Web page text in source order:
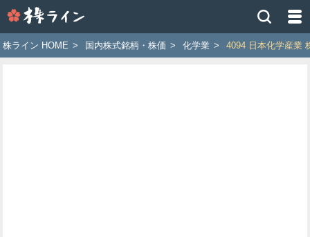
イ
ン
株ライン HOME > 国内株式銘柄・株価 > 化学業 > 4094 日本化学産業